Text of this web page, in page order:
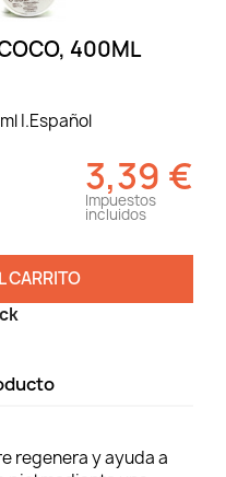
400ML
I.Español
3,39 €
Impuestos
incluidos
CARRITO
regenera y ayuda a